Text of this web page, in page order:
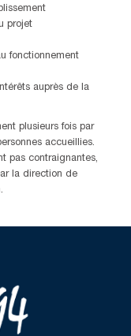
projet
fonctionnement
auprès de la
plusieurs fois par
accueillies.
pas contraignantes,
la direction de